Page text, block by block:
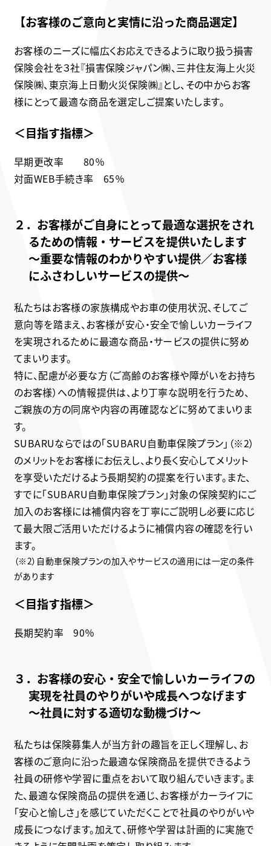
【お客様のご意向と実情に沿った商品選定】
お客様のニーズに幅広くお応えできるように取り扱う損害
保険会社を３社『損害保険ジャパン㈱、三井住友海上火災
保険㈱、東京海上日動火災保険㈱』とし、その中からお客
様にとって最適な商品を選定しご提案いたします。
＜目指す指標＞
早期更改率 80％
対面WEB手続き率 65％
２．お客様がご自身にとって最適な選択をされ
るための情報・サービスを提供いたします
～重要な情報のわかりやすい提供／お客様
にふさわしいサービスの提供～
私たちはお客様の家族構成やお車の使用状況、そしてご
意向等を踏まえ、お客様が安心・安全で愉しいカーライフ
を実現されるために最適な商品・サービスの提供に努め
てまいります。
特に、配慮が必要な方（ご高齢のお客様や障がいをお持ち
のお客様）への情報提供は、より丁寧な説明を行うため、
ご親族の方の同席や内容の再確認などに努めてまいりま
す。
SUBARUならではの「SUBARU自動車保険プラン」（※2）
のメリットをお客様にお伝えし、より長く安心してメリット
を享受いただけるよう長期契約の提案を行います。また、
すでに「SUBARU自動車保険プラン」対象の保険契約にご
加入のお客様には補償内容を丁寧にご説明し必要に応じ
て最大限ご活用いただけるように補償内容の確認を行い
ます。
（※2）自動車保険プランの加入やサービスの適用には一定の条件
があります
＜目指す指標＞
長期契約率 90％
３．お客様の安心・安全で愉しいカーライフの
実現を社員のやりがいや成長へつなげます
～社員に対する適切な動機づけ～
私たちは保険募集人が当方針の趣旨を正しく理解し、お
客様のご意向に沿った最適な保険商品を提供できるよう
社員の研修や学習に重点をおいて取り組んでいきます。ま
た、最適な保険商品の提供を通じ、お客様がカーライフに
「安心と愉しさ」を感じていただくことで社員のやりがいや
成長につなげます。加えて、研修や学習は計画的に実施で